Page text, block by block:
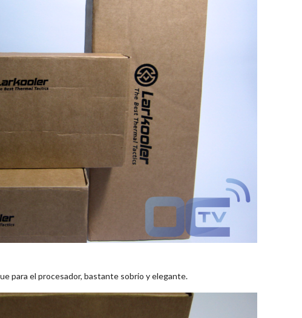
para el procesador, bastante sobrio y elegante.